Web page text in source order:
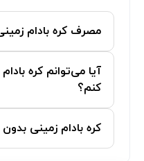
مصرف کره بادام
آیا می‌توانم کره
کنم؟
کره بادام زمینی